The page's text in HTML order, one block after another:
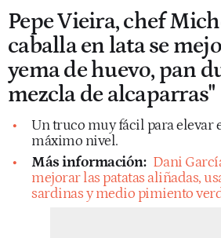
Pepe Vieira, chef
caballa en lata se
yema de huevo, pan
mezcla de alcaparras"
Un truco muy fácil para elevar
máximo nivel.
Más información: Dani
mejorar las patatas aliñadas,
sardinas y medio pimiento